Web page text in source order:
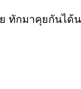
ทักมาคุยกันได้